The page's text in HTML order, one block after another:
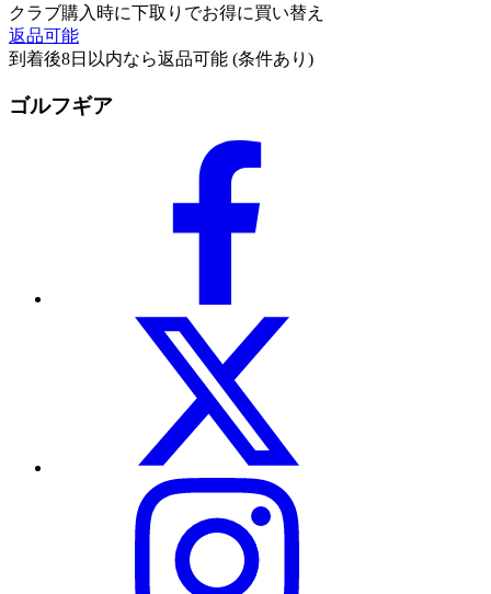
クラブ購入時に下取りでお得に買い替え
返品可能
到着後8日以内なら返品可能 (条件あり)
ゴルフギア